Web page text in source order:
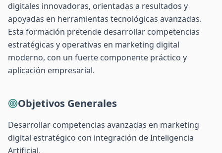
digitales innovadoras, orientadas a resultados y
apoyadas en herramientas tecnológicas avanzadas.
Esta formación pretende desarrollar competencias
estratégicas y operativas en marketing digital
moderno, con un fuerte componente práctico y
aplicación empresarial.
Objetivos Generales
Desarrollar competencias avanzadas en marketing
digital estratégico con integración de Inteligencia
Artificial.